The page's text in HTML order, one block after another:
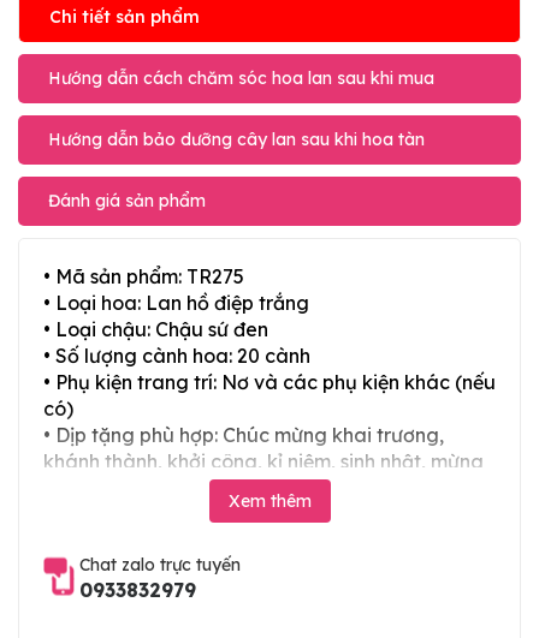
Chi tiết sản phẩm
Hướng dẫn cách chăm sóc hoa lan sau khi mua
Hướng dẫn bảo dưỡng cây lan sau khi hoa tàn
Đánh giá sản phẩm
• Mã sản phẩm: TR275
• Loại hoa: Lan hồ điệp trắng
• Loại chậu: Chậu sứ đen
• Số lượng cành hoa: 20 cành
• Phụ kiện trang trí: Nơ và các phụ kiện khác (nếu
có)
• Dịp tặng phù hợp: Chúc mừng khai trương,
khánh thành, khởi công, kỉ niệm, sinh nhật, mừng
thọ, mừng cưới, tân gia và các ngày lễ tết trong
Xem thêm
Chat zalo trực tuyến
0933832979